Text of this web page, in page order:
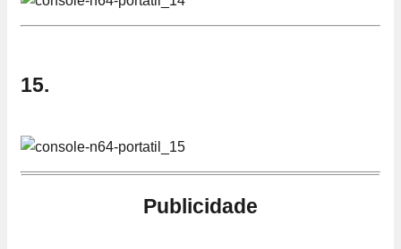
15.
Publicidade